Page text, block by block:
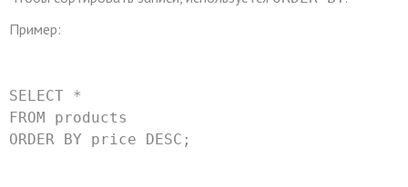
Пример:
SELECT *
FROM
products
ORDER
BY price DESC ;